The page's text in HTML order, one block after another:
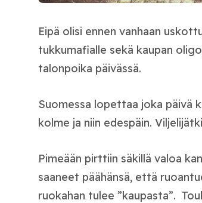
Eipä olisi ennen vanhaan
tukkumafialle sekä kaupan
talonpoika päivässä.
Suomessa lopettaa joka päivä
kolme ja niin edespäin.
Pimeään pirttiin säkillä valoa
saaneet päähänsä, että
ruokahan tulee ”kaupasta”.